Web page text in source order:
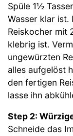
Spüle 1½
Wasser klar ist.
Reiskocher mit
klebrig ist.
ungewürzten
alles aufgelöst
den fertigen
lasse ihn
Step 2:
Schneide das